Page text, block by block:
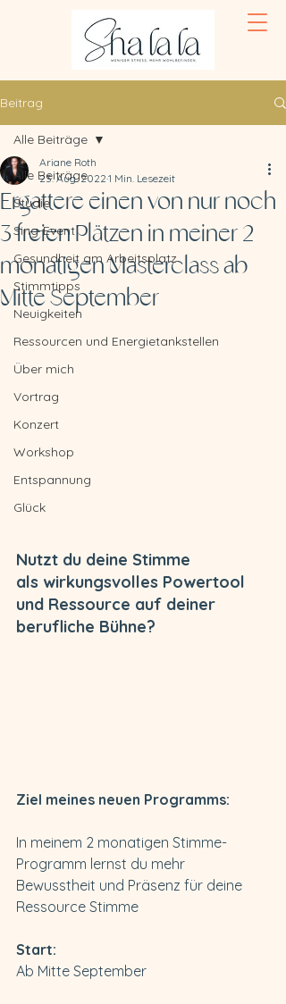
Beitrag
Alle Beiträge
Studie
Sing-Event
Gesundheit am Arbeitsplatz
Stimmtipps
Neuigkeiten
Ressourcen und Energietankstellen
Über mich
Vortrag
Konzert
Workshop
Entspannung
Glück
Alle Beiträge
Ergattere einen von nur noch
3 freien Plätzen in meiner 2
monatigen Masterclass ab
Mitte September
Ariane Roth
23. Aug. 2022 1 Min. Lesezeit
Nutzt du deine Stimme
als wirkungsvolles Powertool
und Ressource auf deiner
berufliche Bühne?
Ziel meines neuen Programms:
In meinem 2 monatigen Stimme-
Programm lernst du mehr
Bewusstheit und Präsenz für deine
Ressource Stimme
Start:
Ab Mitte September